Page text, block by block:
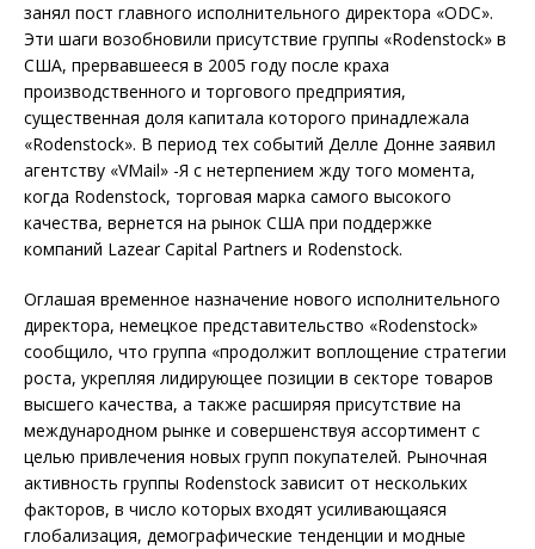
занял пост главного исполнительного директора «ODC».
Эти шаги возобновили присутствие группы «Rodenstock» в
США, прервавшееся в 2005 году после краха
производственного и торгового предприятия,
существенная доля капитала которого принадлежала
«Rodenstock». В период тех событий Делле Донне заявил
агентству «VMail» -Я с нетерпением жду того момента,
когда Rodenstock, торговая марка самого высокого
качества, вернется на рынок США при поддержке
компаний Lazear Capital Partners и Rodenstock.
Оглашая временное назначение нового исполнительного
директора, немецкое представительство «Rodenstock»
сообщило, что группа «продолжит воплощение стратегии
роста, укрепляя лидирующее позиции в секторе товаров
высшего качества, а также расширяя присутствие на
международном рынке и совершенствуя ассортимент с
целью привлечения новых групп покупателей. Рыночная
активность группы Rodenstock зависит от нескольких
факторов, в число которых входят усиливающаяся
глобализация, демографические тенденции и модные